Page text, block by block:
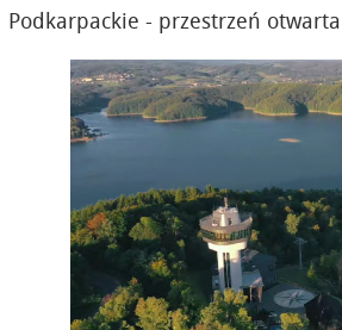
Podkarpackie - przestrzeń otwarta